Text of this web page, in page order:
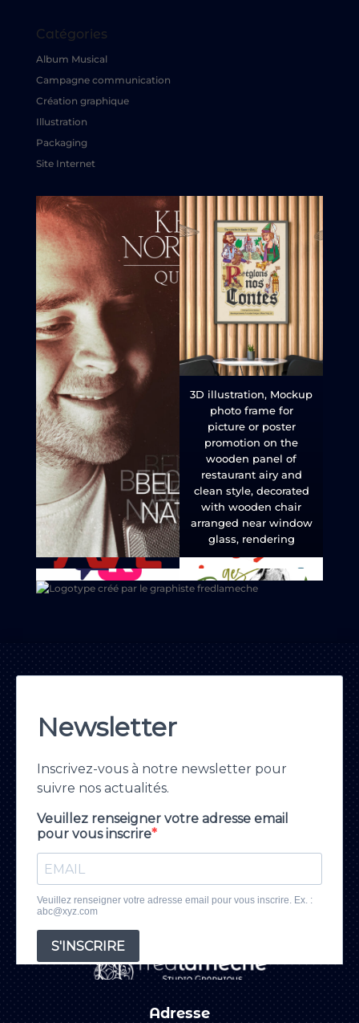
Catégories
Album Musical
Campagne communication
Création graphique
Illustration
Packaging
Site Internet
3D illustration, Mockup
photo frame for
picture or poster
promotion on the
wooden panel of
restaurant airy and
clean style, decorated
with wooden chair
arranged near window
glass, rendering
Adresse